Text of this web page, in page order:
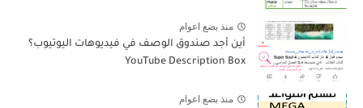
منذ بضع اعوام
أين أجد صندوق الوصف في فيديوهات اليوتيوب؟
YouTube Description Box
منذ بضع اعوام